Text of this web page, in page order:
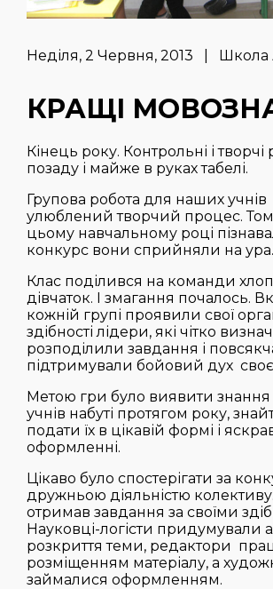
Неділя, 2 Червня, 2013 | Школа
КРАЩІ
Кінець року. Контрольні і творчі
позаду і майже в руках табелі.
Групова робота для наших учнів
улюблений творчий процес.
цьому навчальному році
конкурс вони сприйняли на ура.
Клас поділився на команди
дівчаток. І змагання почалось.
кожній групі проявили свої
здібності лідери, які чітко
розподілили завдання і
підтримували бойовий дух
Метою гри було виявити знання
учнів набуті протягом року,
подати їх в цікавій формі і
оформленні.
Цікаво було спостерігати за
дружньою діяльністю
отримав завдання за своїми
Науковці-логісти придумували
розкриття теми, редактори
розміщенням матеріалу, а
займалися оформленням.